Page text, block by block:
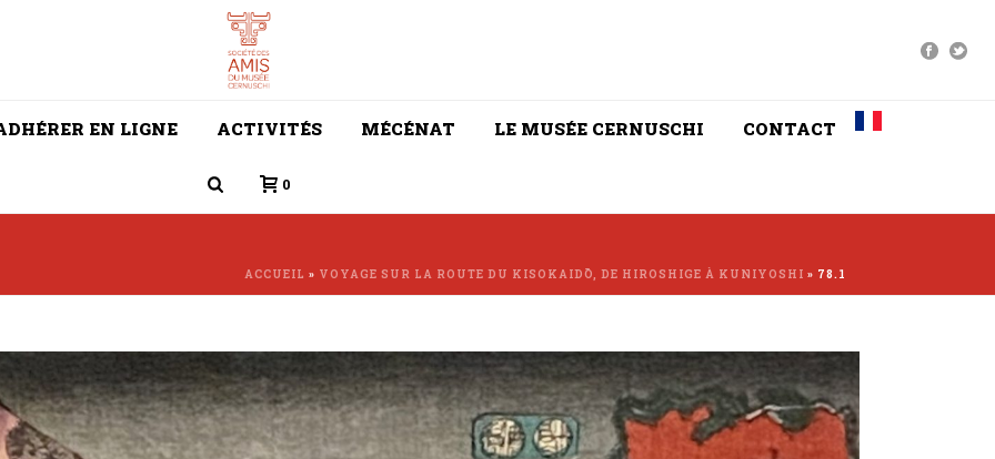
EN LIGNE ACTIVITÉS MÉCÉNAT LE MUSÉE CERNUSCHI CONTACT
0
ACCUEIL » VOYAGE SUR LA ROUTE DU KISOKAIDŌ, DE HIROSHIGE À KUNIYOSHI » 78.1